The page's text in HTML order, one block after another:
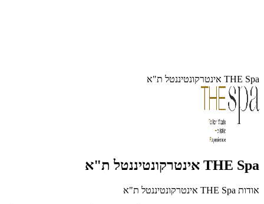
THE Spa אינטרקונטיננטל ת"א
THE Spa אינטרקונטיננטל ת"א
אודות THE Spa אינטרקונטיננטל ת"א